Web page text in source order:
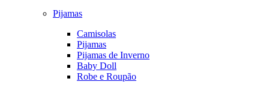
Pijamas
Camisolas
Pijamas
Pijamas de Inverno
Baby Doll
Robe e Roupão